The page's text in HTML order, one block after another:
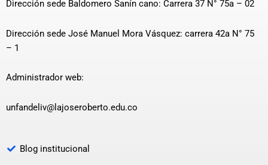
Dirección sede Baldomero Sanín cano: Carrera 37 N° 75a – 02
Dirección sede José Manuel Mora Vásquez: carrera 42a N° 75
– 1
Administrador web:
unfandeliv@lajoseroberto.edu.co
Blog institucional